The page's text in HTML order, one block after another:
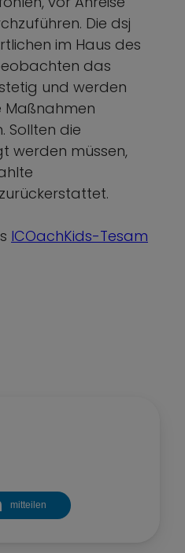
Die dsj
im Haus des
das
und werden
Sollten die
werden müssen,
ICOachKids-Tesam
mitteilen